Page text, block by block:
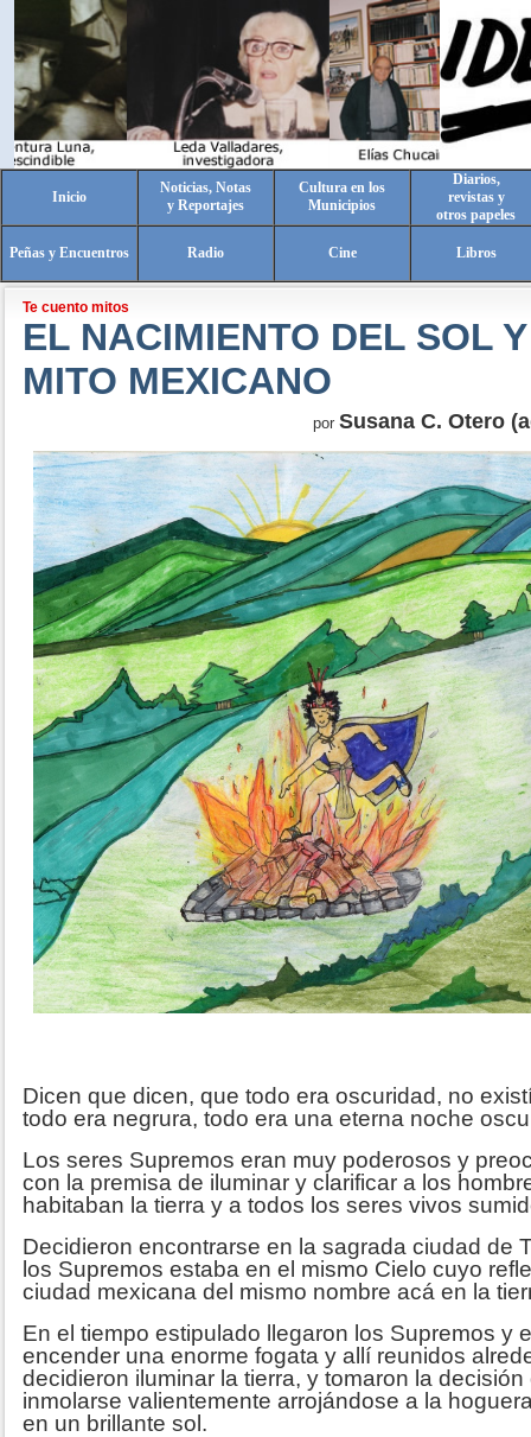
Inicio
Noticias, Notas
y Reportajes
Cultura en los
Municipios
Diarios,
revistas y
otros papeles
Peñas y Encuentros Radio Cine Libros
Te cuento mitos
EL NACIMIENTO DEL SOL
MITO MEXICANO
por Susana C. Otero
Dicen que dicen, que todo era oscuridad, no
todo era negrura, todo era una eterna noche
Los seres Supremos eran muy poderosos y
con la premisa de iluminar y clarificar a los
habitaban la tierra y a todos los seres vivos
Decidieron encontrarse en la sagrada ciudad de
los Supremos estaba en el mismo Cielo cuyo
ciudad mexicana del mismo nombre acá en la
En el tiempo estipulado llegaron los Supremos y
encender una enorme fogata y allí reunidos
decidieron iluminar la tierra, y tomaron la
inmolarse valientemente arrojándose a la
en un brillante sol.